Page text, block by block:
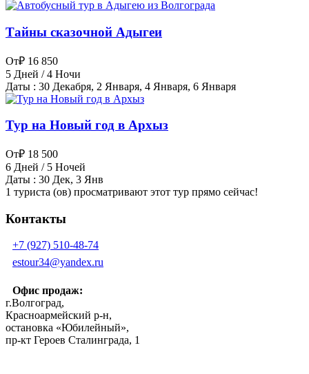
Тайны сказочной Адыгеи
От₽ 16 850
5 Дней / 4 Ночи
Даты : 30 Декабря, 2 Января, 4 Января, 6 Января
Тур на Новый год в Архыз
От₽ 18 500
6 Дней / 5 Ночей
Даты : 30 Дек, 3 Янв
1 туриста (ов) просматривают этот тур прямо сейчас!
Контакты
+7 (927) 510-48-74
estour34@yandex.ru
Офис продаж:
г.Волгоград,
Красноармейский р-н,
остановка «Юбилейный»,
пр-кт Героев Сталинграда, 1